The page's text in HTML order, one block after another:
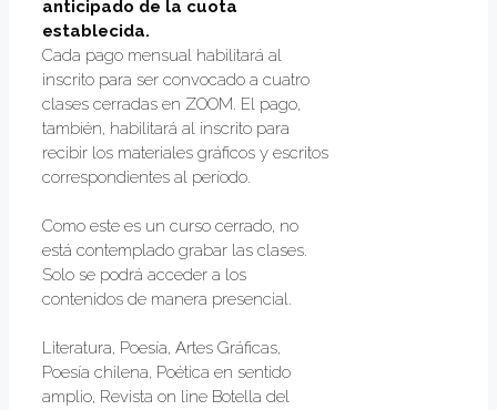
anticipado de la cuota
establecida.
Cada pago mensual habilitará al
inscrito para ser convocado a cuatro
clases cerradas en ZOOM. El pago,
también, habilitará al inscrito para
recibir los materiales gráficos y escritos
correspondientes al período.
Como este es un curso cerrado, no
está contemplado grabar las clases.
Solo se podrá acceder a los
contenidos de manera presencial.
Literatura, Poesía, Artes Gráficas,
Poesía chilena, Poética en sentido
amplio, Revista on line Botella del